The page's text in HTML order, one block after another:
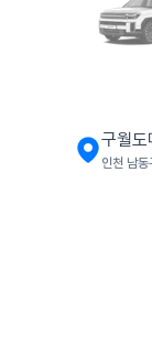
구월도
인천 남